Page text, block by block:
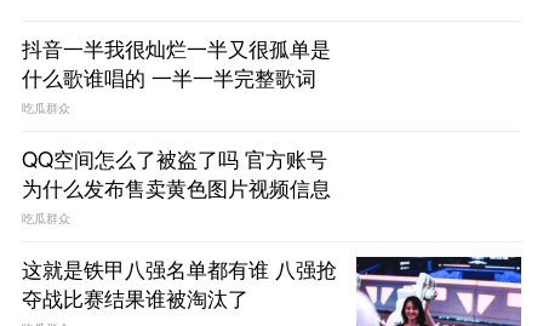
抖音一半我很灿烂一半又很孤单是
什么歌谁唱的 一半一半完整歌词
QQ空间怎么了被盗了吗 官方账号
为什么发布售卖黄色图片视频信息
这就是铁甲八强名单都有谁 八强抢